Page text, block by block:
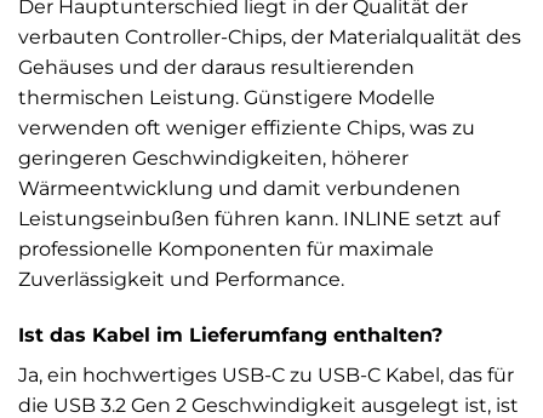
Der Hauptunterschied liegt in der Qualität der
verbauten Controller-Chips, der Materialqualität des
Gehäuses und der daraus resultierenden
thermischen Leistung. Günstigere Modelle
verwenden oft weniger effiziente Chips, was zu
geringeren Geschwindigkeiten, höherer
Wärmeentwicklung und damit verbundenen
Leistungseinbußen führen kann. INLINE setzt auf
professionelle Komponenten für maximale
Zuverlässigkeit und Performance.
Ist das Kabel im Lieferumfang enthalten?
Ja, ein hochwertiges USB-C zu USB-C Kabel, das für
die USB 3.2 Gen 2 Geschwindigkeit ausgelegt ist, ist